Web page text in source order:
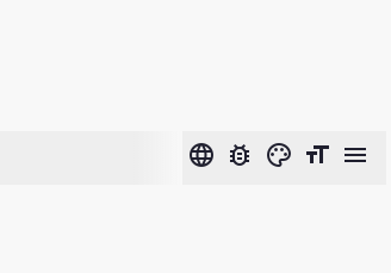
language bug_report color_lens format_size menu